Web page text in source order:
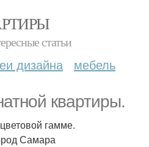
статьи
дизайна мебель
квартиры.
гамме.
Самара